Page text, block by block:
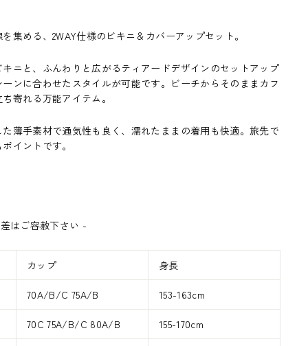
集める、2WAY仕様のビキニ＆カバーアップセット。
ニと、ふんわりと広がるティアードデザインのセットアップ
ンに合わせたスタイルが可能です。ビーチからそのままカフ
寄れる万能アイテム。
薄手素材で通気性も良く、濡れたままの着用も快適。旅先で
イントです。
はご容赦下さい -
カップ 身長
70A/B/C 75A/B 153-163cm
70C 75A/B/C 80A/B 155-170cm